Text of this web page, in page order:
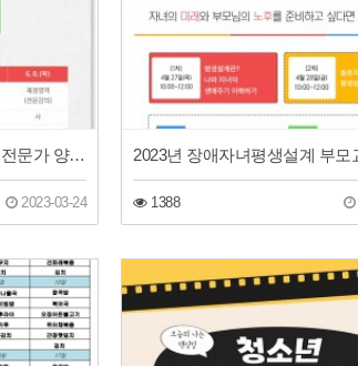
2023년 발달장애인 평생설계 전문가 양성교육-기본과정
2023-03-24 1388